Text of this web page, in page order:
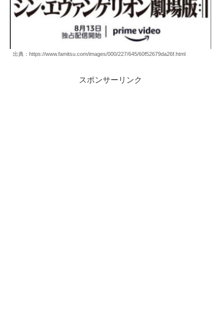
出典：https://www.famitsu.com/images/000/227/645/60f52679da26f.html
スポンサーリンク